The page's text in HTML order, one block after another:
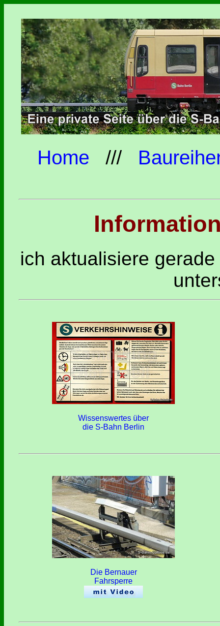
Home ///
ich aktualisiere
Wissenswertes über
die S-Bahn Berlin
Die Bernauer
Fahrsperre